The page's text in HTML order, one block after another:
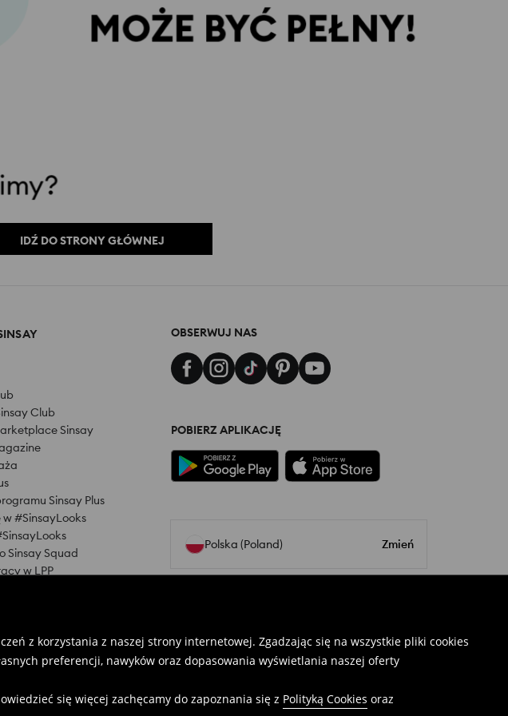
z korzystania z naszej strony internetowej. Zgadzając się na wszystkie pliki cookies
preferencji, nawyków oraz dopasowania wyświetlania naszej oferty
się więcej zachęcamy do zapoznania się z Polityką Cookies oraz
IDŹ DO STRONY GŁÓWNEJ
Club
Sinsay
Sinsay Plus
w #SinsayLooks
Sinsay Squad
w LPP
nowych lokali
OBSERWUJ NAS
POBIERZ APLIKACJĘ
Polska (Poland) Zmień